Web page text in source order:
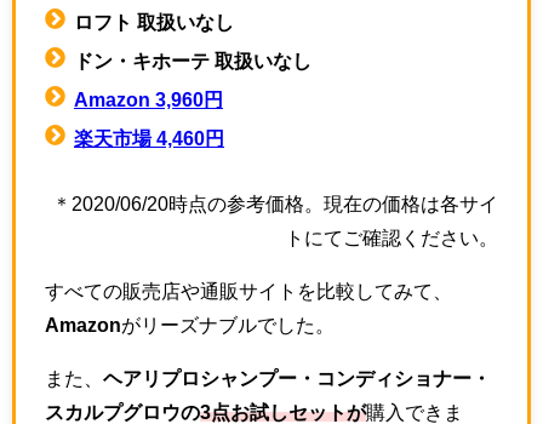
ロフト 取扱いなし
ドン・キホーテ 取扱いなし
Amazon 3,960円
楽天市場 4,460円
＊2020/06/20時点の参考価格。現在の価格は各サイ
トにてご確認ください。
すべての販売店や通販サイトを比較してみて、
Amazonがリーズナブルでした。
また、 ヘアリプロシャンプー・コンディショナー・
スカルプグロウの3点お試しセットが購入できま